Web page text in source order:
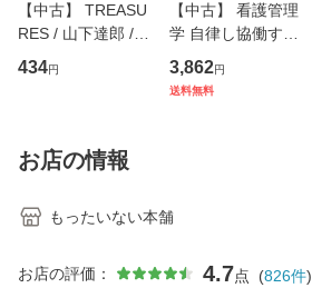
【中古】 TREASU
RES / 山下達郎 /
イーストウエス
ト・ジャパン [CD]
434円
【中古】 看護管理
学 自律し協働する
専門職の看護マネ
ジメントスキル 改
3,862円
送料無料
お店の情報
もったいない本舗
お店の評価： 4.7点 (826件)